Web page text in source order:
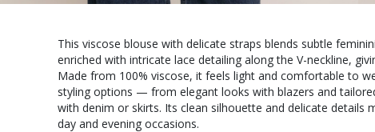
This viscose blouse with delicate straps blends subtle
enriched with intricate lace detailing along the V-neckline,
Made from 100% viscose, it feels light and comfortable to
styling options — from elegant looks with blazers and
with denim or skirts. Its clean silhouette and delicate details
day and evening occasions.